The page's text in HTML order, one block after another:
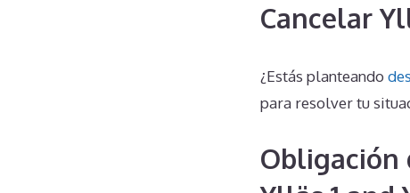
Cancelar
¿Estás planteando
para resolver tu
Obligación